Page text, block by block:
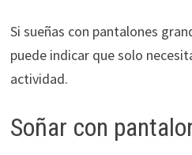
Si sueñas con pantalones
puede indicar que solo
actividad.
Soñar con